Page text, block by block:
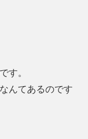
す。
んてあるのです